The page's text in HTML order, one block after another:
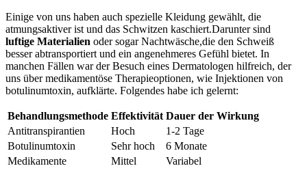
Einige von uns haben auch spezielle Kleidung⁤ gewählt, die
‌atmungsaktiver‍ ist und das Schwitzen kaschiert.Darunter sind
luftige Materialien oder sogar Nachtwäsche,die den Schweiß
besser abtransportiert‍ und ein angenehmeres Gefühl bietet. In
manchen Fällen war‍ der ‌Besuch eines Dermatologen hilfreich, der
‌uns über medikamentöse Therapieoptionen,‌ wie Injektionen von
botulinumtoxin,⁣ aufklärte. Folgendes habe ⁤ich ⁤gelernt:
Behandlungsmethode Effektivität Dauer der Wirkung
Antitranspirantien
Hoch
1-2 ⁤Tage
Botulinumtoxin
Sehr hoch
6 Monate
Medikamente
Mittel Variabel